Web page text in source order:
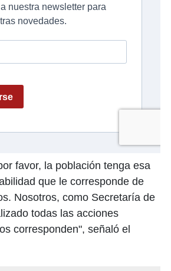
favor, la población tenga esa
que le corresponde de
Nosotros, como Secretaría de
todas las acciones
corresponden", señaló el